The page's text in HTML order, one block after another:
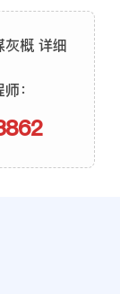
灰概 详细
：